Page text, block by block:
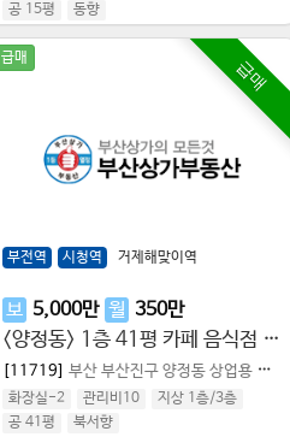
공 15평
동향
급매
급매
부전역 시청역 거제해맞이역
보 5,000만 월 350만
<양정동> 1층 41평 카페 음식점 휴대폰
[11719] 부산 부산진구 양정동 상업용 상가점포
화장실-2 관리비10 지상 1층/3층
공 41평
북서향